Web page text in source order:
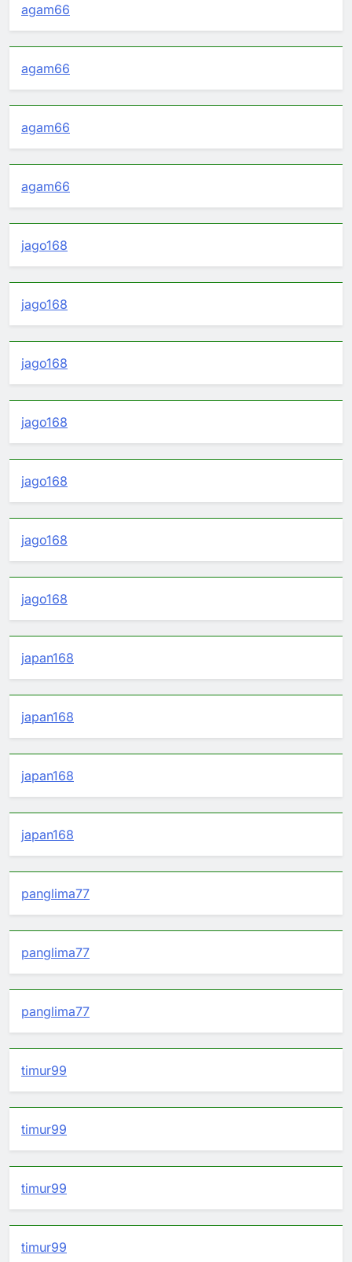
agam66
agam66
agam66
agam66
jago168
jago168
jago168
jago168
jago168
jago168
jago168
japan168
japan168
japan168
japan168
panglima77
panglima77
panglima77
timur99
timur99
timur99
timur99